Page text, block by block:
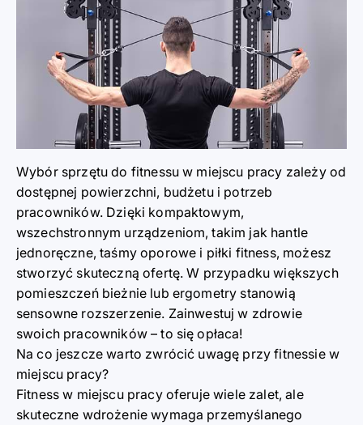
Wybór sprzętu do fitnessu w miejscu pracy zależy od
dostępnej powierzchni, budżetu i potrzeb
pracowników. Dzięki kompaktowym,
wszechstronnym urządzeniom, takim jak hantle
jednoręczne, taśmy oporowe i piłki fitness, możesz
stworzyć skuteczną ofertę. W przypadku większych
pomieszczeń bieżnie lub ergometry stanowią
sensowne rozszerzenie. Zainwestuj w zdrowie
swoich pracowników – to się opłaca!
Na co jeszcze warto zwrócić uwagę przy fitnessie w
miejscu pracy?
Fitness w miejscu pracy oferuje wiele zalet, ale
skuteczne wdrożenie wymaga przemyślanego